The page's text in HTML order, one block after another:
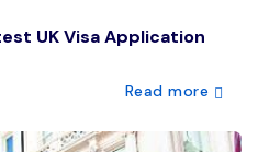
UK Visa Application
Read more